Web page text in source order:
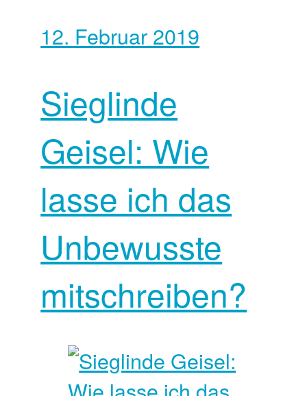
12. Februar 2019
Sieglinde
Geisel: Wie
lasse ich das
Unbewusste
mitschreiben?